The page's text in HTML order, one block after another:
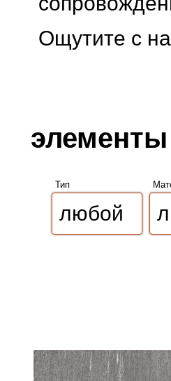
Ощутите с
Тип